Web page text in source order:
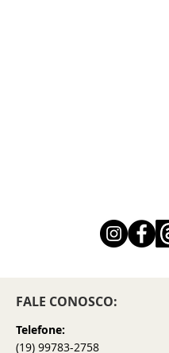
FALE CONOSCO:
Telefone:
(19) 99783-2758